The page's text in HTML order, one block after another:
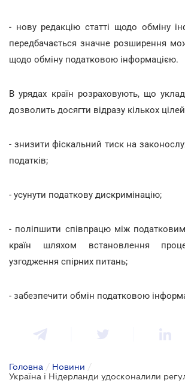
- нову редакцію статті щодо обміну
передбачається значне розширення
щодо обміну податковою інформацією.
В урядах країн розраховують, що
дозволить досягти відразу кількох
- знизити фіскальний тиск на
податків;
- усунути податкову дискримінацію;
- поліпшити співпрацю між
країн шляхом встановлення
узгодження спірних питань;
- забезпечити обмін податковою
Головна / Новини /